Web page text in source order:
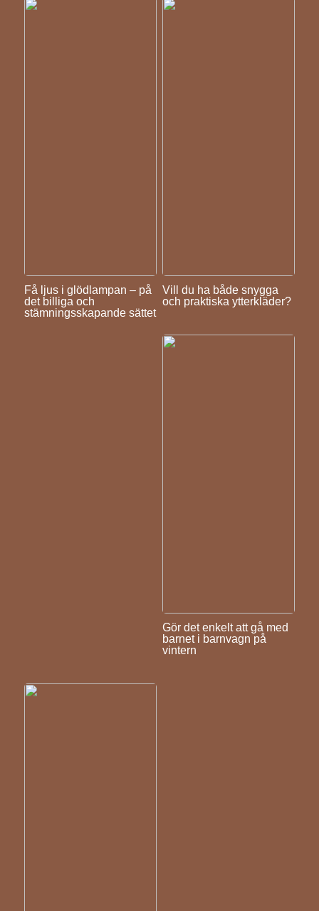
Få ljus i glödlampan – på
det billiga och
stämningsskapande sättet
Vill du ha både snygga
och praktiska ytterkläder?
Gör det enkelt att gå med
barnet i barnvagn på
vintern